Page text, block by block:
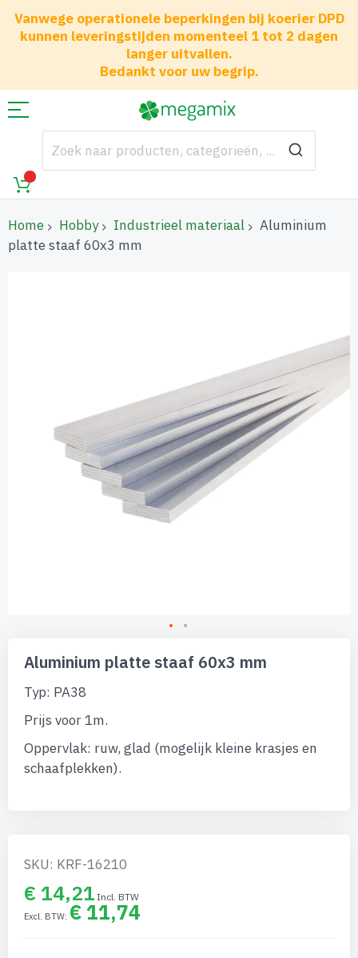
Vanwege operationele beperkingen bij koerier DPD
kunnen leveringstijden momenteel 1 tot 2 dagen
langer uitvallen.
Bedankt voor uw begrip.
Home Hobby Industrieel materiaal
Aluminium
platte staaf 60x3 mm
naar
begin
afbeeldingen-
Aluminium platte staaf 60x3 mm
Typ: PA38
Prijs voor 1m.
Oppervlak: ruw, glad (mogelijk kleine krasjes en
schaafplekken).
SKU: KRF-16210
€ 14,21
€ 11,74